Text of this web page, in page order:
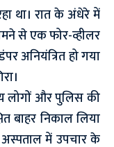
था। रात के अंधेरे में
से एक फोर-व्हीलर
अनियंत्रित हो गया
लोगों और पुलिस की
बाहर निकाल लिया
में उपचार के